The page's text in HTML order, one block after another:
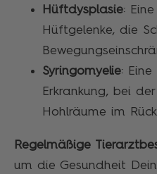
Hüftdysplasie:
Hüftgelenke, die
Syringomyelie: Eine
Erkrankung, bei
Hohlräume im
Regelmäßige
um die Gesundheit